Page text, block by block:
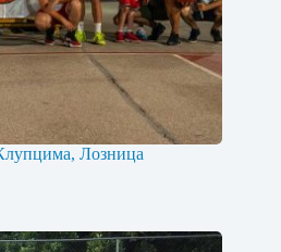
Лозница